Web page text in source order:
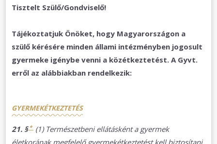
Tisztelt Szülő/Gondviselő!
Tájékoztatjuk Önöket, hogy Magyarországon a
szülő kérésére minden állami intézményben jogosult
gyermeke igénybe venni a közétkeztetést. A Gyvt.
erről az alábbiakban rendelkezik:
GYERMEKÉTKEZTETÉS
21. §* (1) Természetbeni ellátásként a gyermek